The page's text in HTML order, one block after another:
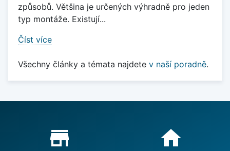
způsobů. Většina je určených výhradně pro jeden
typ montáže. Existují...
Číst více
Všechny články a témata najdete v naší poradně.
Proč nakupovat u nás?
store_mall_directory home